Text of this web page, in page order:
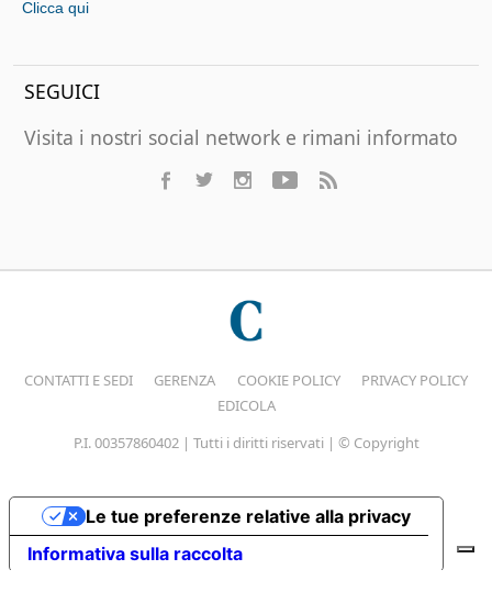
Clicca qui
SEGUICI
Visita i nostri social network e rimani informato
CONTATTI E SEDI GERENZA COOKIE POLICY
PRIVACY POLICY
EDICOLA
P.I. 00357860402 | Tutti i diritti riservati | © Copyright
Informativa sulla raccolta
Le tue preferenze relative alla privacy